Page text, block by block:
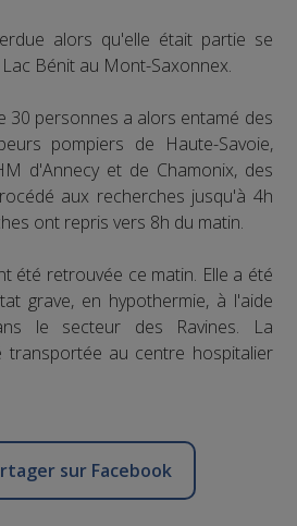
alors qu'elle était partie se
Bénit au Mont-Saxonnex.
30 personnes a alors entamé des
pompiers de Haute-Savoie,
d'Annecy et de Chamonix, des
aux recherches jusqu'à 4h
ont repris vers 8h du matin.
été retrouvée ce matin. Elle a été
grave, en hypothermie, à l'aide
le secteur des Ravines. La
transportée au centre hospitalier
sur Facebook